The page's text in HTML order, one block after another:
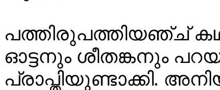
പത്തിരുപത്തിയഞ്ച്
ഓട്ടനും ശീതങ്കനും
പ്രാപ്തിയുണ്ടാക്കി.